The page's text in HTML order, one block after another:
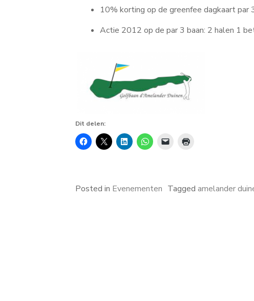
10% korting op de greenfee dagkaart par
Actie 2012 op de par 3 baan: 2 halen 1
Dit delen:
Posted in Evenementen Tagged amelander